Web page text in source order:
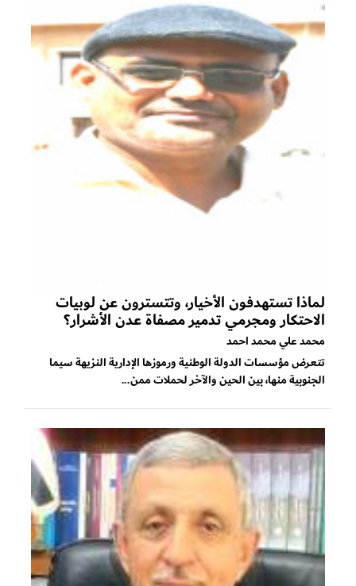
لماذا تستهدفون الأخيار، وتتسترون عن لوبيات
الاحتكار ومجرمي تدمير مصفاة عدن الأشرار؟
محمد علي محمد احمد
تتعرض مؤسسات الدولة الوطنية ورموزها الإدارية النزيهة سيما
الجنوبية منها، بين الحين والآخر لحملات ممن...